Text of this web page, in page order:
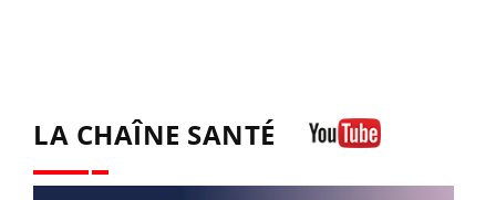
LA CHAÎNE SANTÉ